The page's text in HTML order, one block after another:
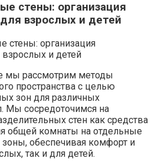
стены: организация
взрослых и детей
мы рассмотрим методы
пространства с целью
зон для различных
Мы сосредоточимся на
стен как средства
общей комнаты на отдельные
обеспечивая комфорт и
так и для детей.